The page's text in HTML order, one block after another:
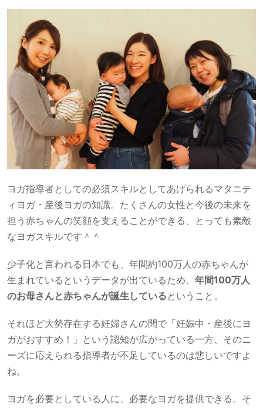
ヨガ指導者としての必須スキルとしてあげられるマタニテ
ィヨガ・産後ヨガの知識。たくさんの女性と今後の未来を
担う赤ちゃんの笑顔を支えることができる、とっても素敵
なヨガスキルです＾＾
少子化と言われる日本でも、年間約100万人の赤ちゃんが
生まれているというデータが出ているため、 年間100万人
のお母さんと赤ちゃんが誕生している ということ。
それほど大勢存在する妊婦さんの間で「妊娠中・産後にヨ
ガがおすすめ！」という認知が広がっている一方、そのニ
ーズに応えられる指導者が不足しているのは悲しいですよ
ね。
ヨガを必要としている人に、必要なヨガを提供できる。そ